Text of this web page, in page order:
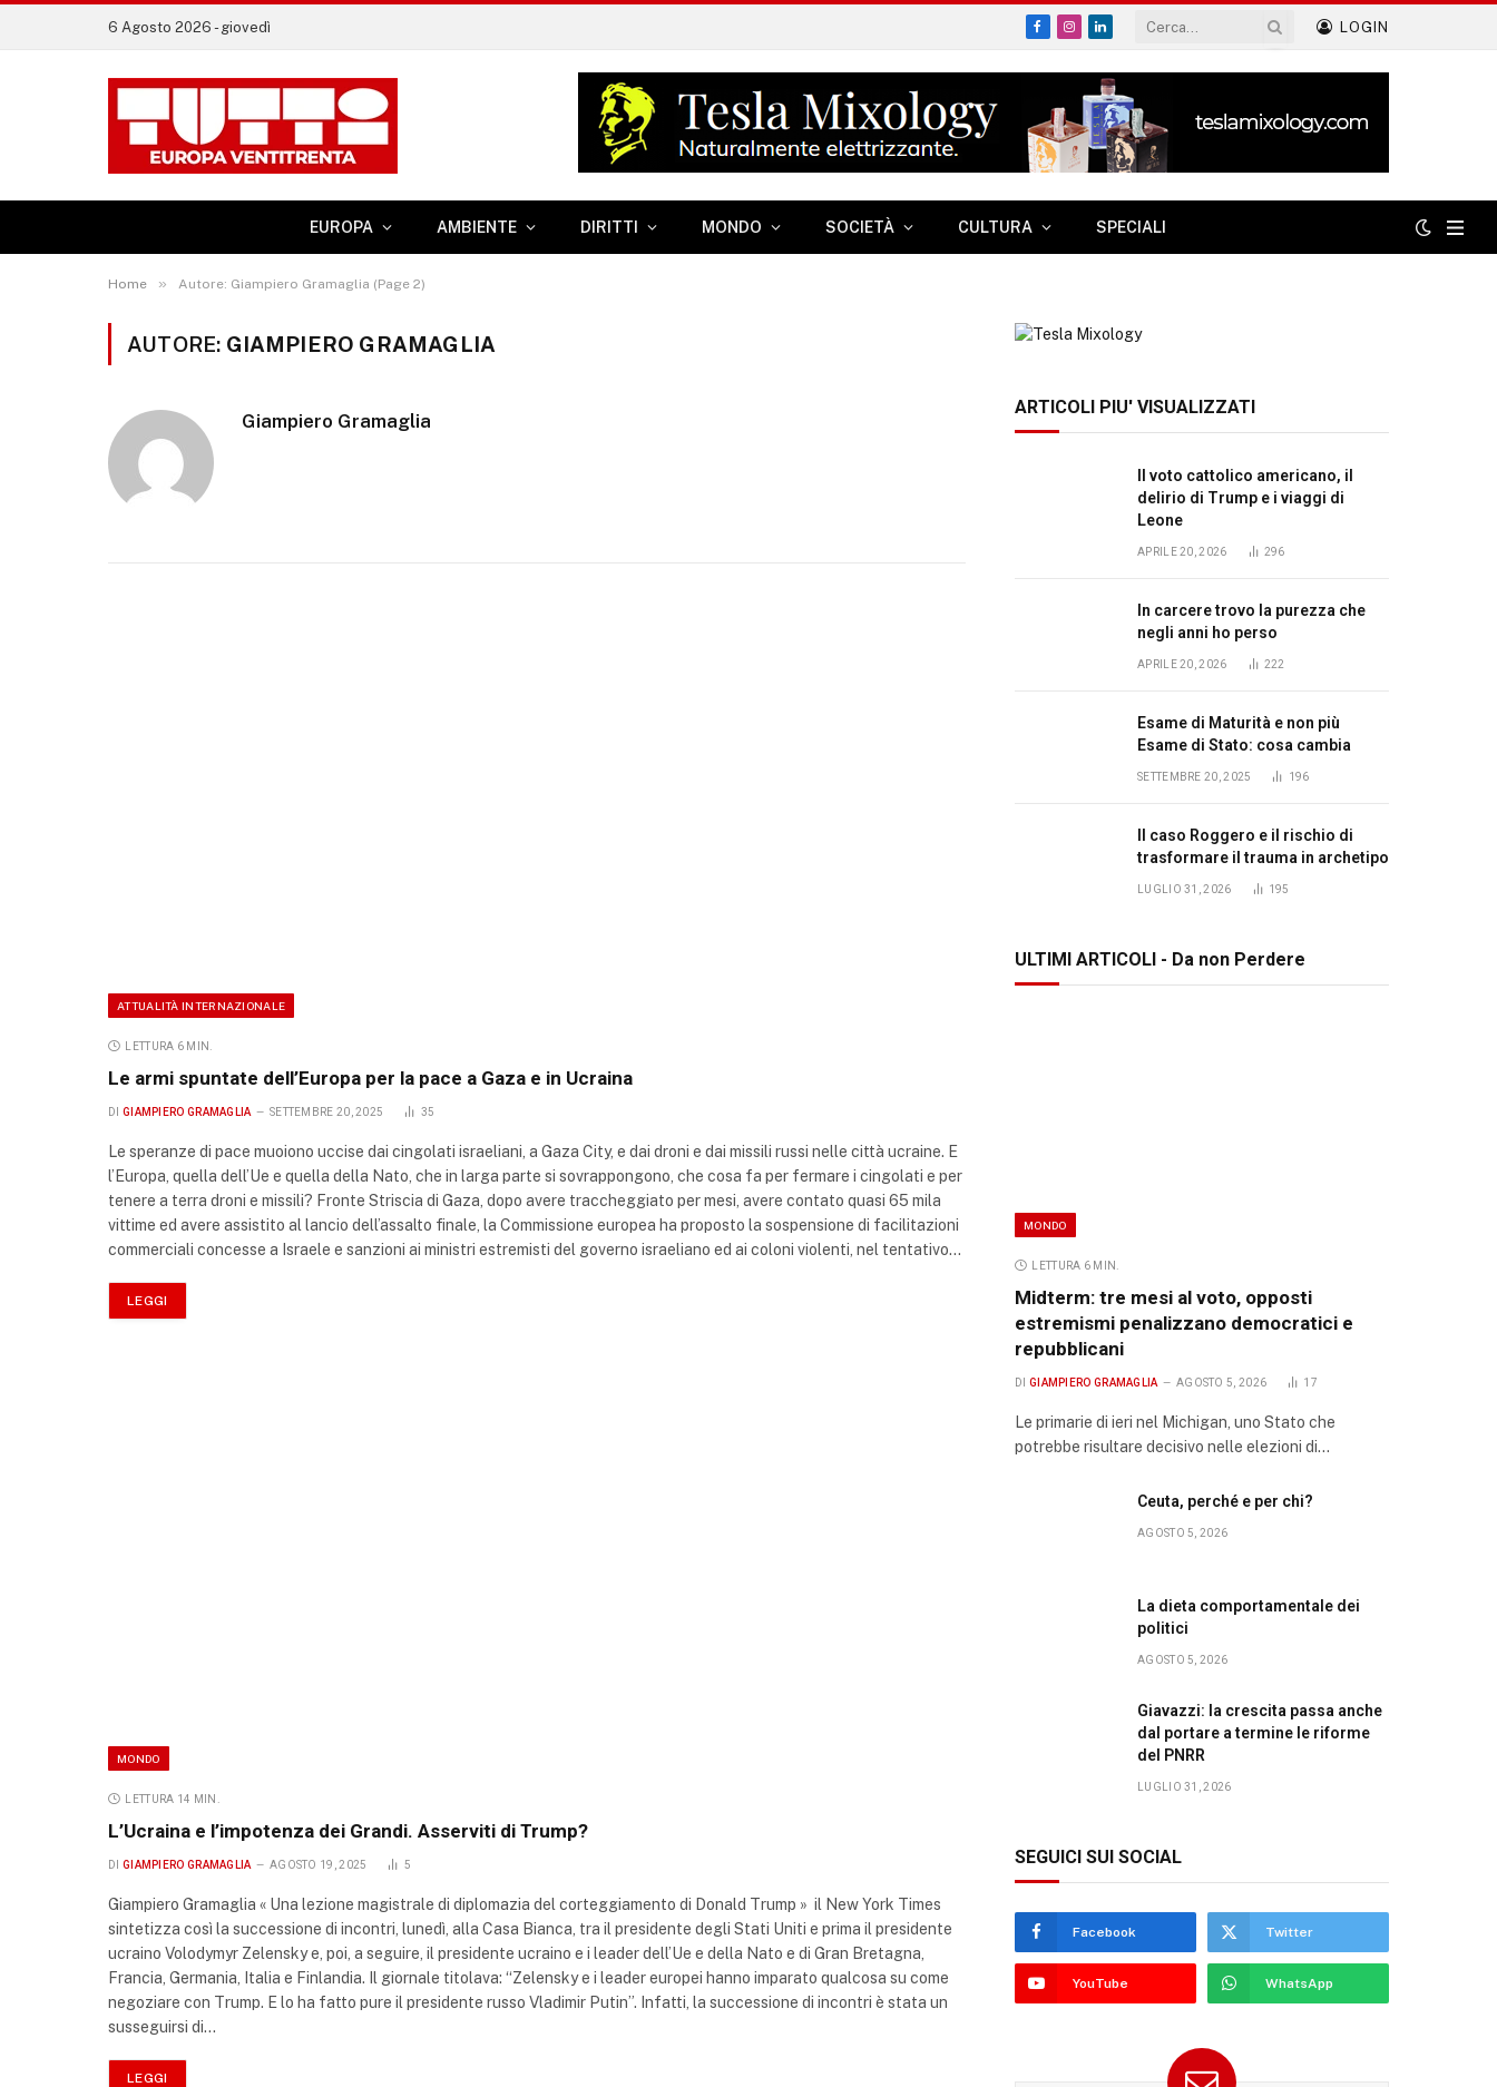
6 Agosto 2026 - giovedì
Facebook
Instagram
LinkedIn
LOGIN
EUROPA AMBIENTE DIRITTI MONDO SOCIETÀ CULTURA SPECIALI
Home » Autore: Giampiero Gramaglia (Page 2)
AUTORE: GIAMPIERO GRAMAGLIA
Giampiero Gramaglia
ATTUALITÀ INTERNAZIONALE
LETTURA 6 MIN.
Le armi spuntate dell’Europa per la pace a Gaza e in Ucraina
DI GIAMPIERO GRAMAGLIA SETTEMBRE 20, 2025 35
Le speranze di pace muoiono uccise dai cingolati israeliani, a Gaza City, e dai droni e dai missili russi nelle città ucraine. E
l’Europa, quella dell’Ue e quella della Nato, che in larga parte si sovrappongono, che cosa fa per fermare i cingolati e per
tenere a terra droni e missili? Fronte Striscia di Gaza, dopo avere traccheggiato per mesi, avere contato quasi 65 mila
vittime ed avere assistito al lancio dell’assalto finale, la Commissione europea ha proposto la sospensione di facilitazioni
commerciali concesse a Israele e sanzioni ai ministri estremisti del governo israeliano ed ai coloni violenti, nel tentativo…
LEGGI
MONDO
LETTURA 14 MIN.
L’Ucraina e l’impotenza dei Grandi. Asserviti di Trump?
DI GIAMPIERO GRAMAGLIA AGOSTO 19, 2025 5
Giampiero Gramaglia « Una lezione magistrale di diplomazia del corteggiamento di Donald Trump » il New York Times
sintetizza così la successione di incontri, lunedì, alla Casa Bianca, tra il presidente degli Stati Uniti e prima il presidente
ucraino Volodymyr Zelensky e, poi, a seguire, il presidente ucraino e i leader dell’Ue e della Nato e di Gran Bretagna,
Francia, Germania, Italia e Finlandia. Il giornale titolava: “Zelensky e i leader europei hanno imparato qualcosa su come
negoziare con Trump. E lo ha fatto pure il presidente russo Vladimir Putin”. Infatti, la successione di incontri è stata un
susseguirsi di…
LEGGI
ARTICOLI PIU' VISUALIZZATI
Il voto cattolico americano, il
delirio di Trump e i viaggi di
Leone
APRILE 20, 2026 296
In carcere trovo la purezza che
negli anni ho perso
APRILE 20, 2026 222
Esame di Maturità e non più
Esame di Stato: cosa cambia
SETTEMBRE 20, 2025 196
Il caso Roggero e il rischio di
trasformare il trauma in archetipo
LUGLIO 31, 2026 195
ULTIMI ARTICOLI - Da non Perdere
MONDO
LETTURA 6 MIN.
Midterm: tre mesi al voto, opposti
estremismi penalizzano democratici e
repubblicani
DI GIAMPIERO GRAMAGLIA AGOSTO 5, 2026 17
Le primarie di ieri nel Michigan, uno Stato che
potrebbe risultare decisivo nelle elezioni di…
Ceuta, perché e per chi?
AGOSTO 5, 2026
La dieta comportamentale dei
politici
AGOSTO 5, 2026
Giavazzi: la crescita passa anche
dal portare a termine le riforme
del PNRR
LUGLIO 31, 2026
SEGUICI SUI SOCIAL
Facebook Twitter
YouTube WhatsApp